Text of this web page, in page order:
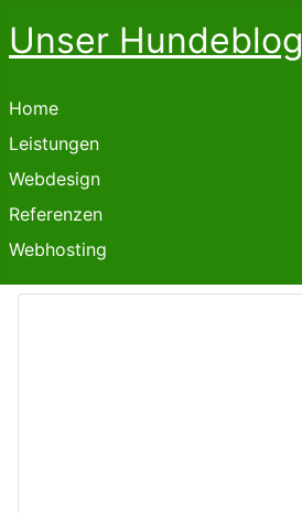
Unser Hundeblog
Home
Leistungen
Webdesign
Referenzen
Webhosting